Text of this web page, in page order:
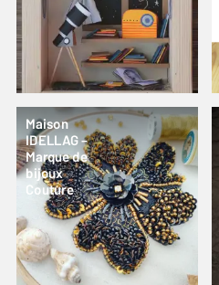
Maison
IDELLAG –
Marque de
bijoux
Couture